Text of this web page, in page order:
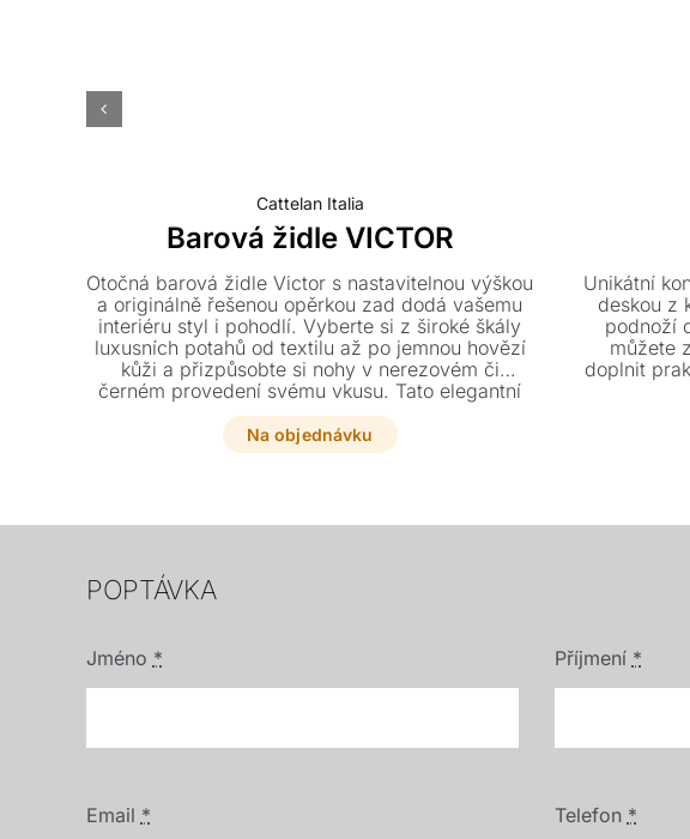
Cattelan Italia
Barová židle VICTOR
Otočná barová židle Victor s nastavitelnou výškou
a originálně řešenou opěrkou zad dodá vašemu
interiéru styl i pohodlí. Vyberte si z široké škály
luxusních potahů od textilu až po jemnou hovězí
kůži a přizpůsobte si nohy v nerezovém či
černém provedení svému vkusu. Tato elegantní
židle o rozměrech 45 x 54 cm se dokonale
přizpůsobí vaší výšce v rozmezí 89 až 115 cm.
Na objednávku
Unikátní
deskou z
podnoží
můžete
doplnit
POPTÁVKA
Jméno * Příjmení *
Email * Telefon *